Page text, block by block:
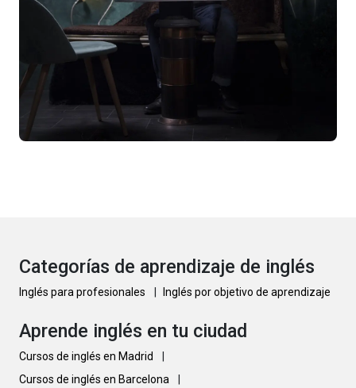
Categorías de aprendizaje de inglés
Inglés para profesionales Inglés por objetivo de aprendizaje
Aprende inglés en tu ciudad
Cursos de inglés en Madrid
Cursos de inglés en Barcelona